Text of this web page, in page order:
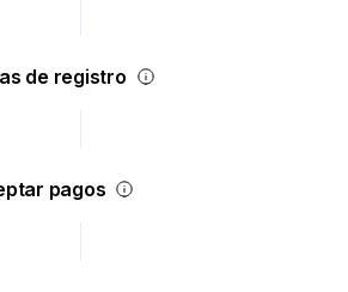
de registro
pagos